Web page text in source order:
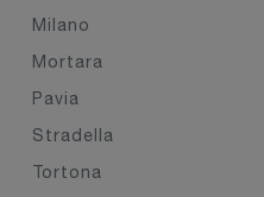
Milano
Mortara
Pavia
Stradella
Tortona